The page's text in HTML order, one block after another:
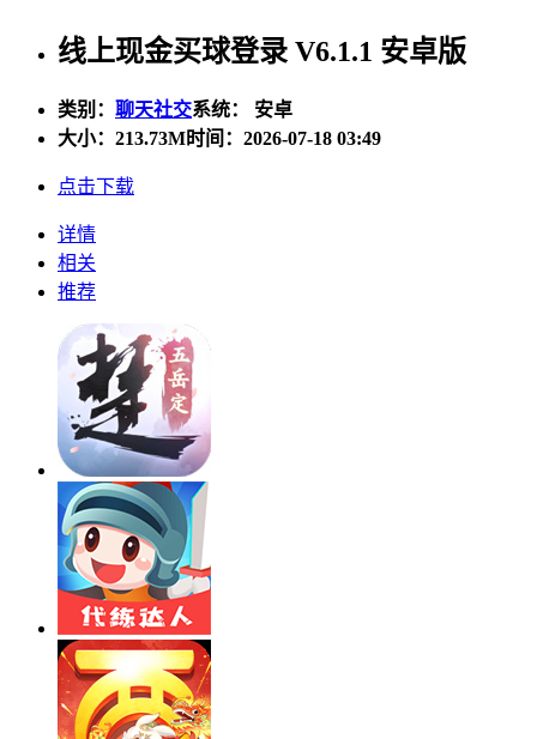
线上现金买球登录 V6.1.1 安卓版
类别： 聊天社交系统： 安卓
大小： 213.73M时间：2026-07-18 03:49
点击下载
详情
相关
推荐